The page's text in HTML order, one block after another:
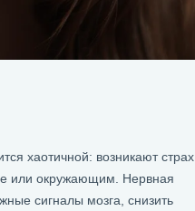
хаотичной: возникают страх,
или окружающим. Нервная
сигналы мозга, снизить